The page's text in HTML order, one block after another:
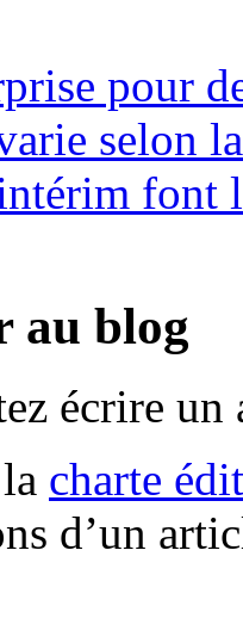
pour
selon
font
au blog
écrire
charte
d’un